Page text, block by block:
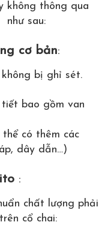
không thông qua
như sau:
cơ bản:
bị ghỉ sét.
bao gồm van
có thêm các
dây dẫn…)
:
chất lượng phải
cổ chai: